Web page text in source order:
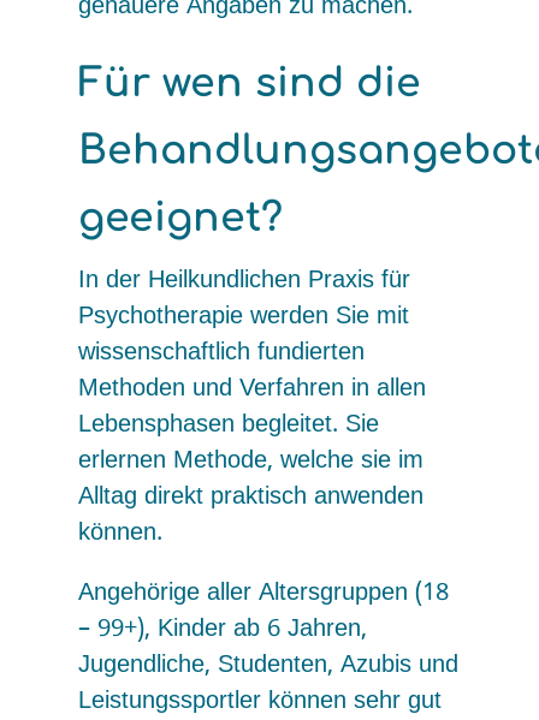
genauere Angaben zu machen.
Für wen sind die
geeignet?
In der Heilkundlichen Praxis für
Psychotherapie werden Sie mit
wissenschaftlich fundierten
Methoden und Verfahren in allen
Lebensphasen begleitet. Sie
erlernen Methode, welche sie im
Alltag direkt praktisch anwenden
können.
Angehörige aller Altersgruppen (18
– 99+), Kinder ab 6 Jahren,
Jugendliche, Studenten, Azubis und
Leistungssportler können sehr gut